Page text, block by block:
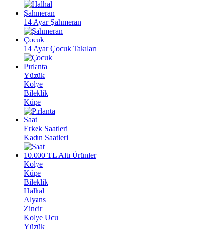
Şahmeran
14 Ayar Şahmeran
Çocuk
14 Ayar Çocuk Takıları
Pırlanta
Yüzük
Kolye
Bileklik
Küpe
Saat
Erkek Saatleri
Kadın Saatleri
10.000 TL Altı Ürünler
Kolye
Küpe
Bileklik
Halhal
Alyans
Zincir
Kolye Ucu
Yüzük